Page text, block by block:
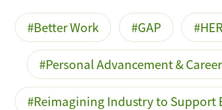
Better Work GAP
Personal Advancement &
Reimagining Industry to Support